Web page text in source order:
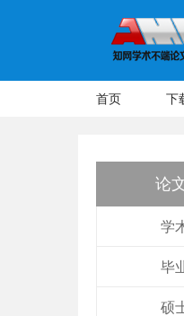
首页 下
论
学
毕
硕